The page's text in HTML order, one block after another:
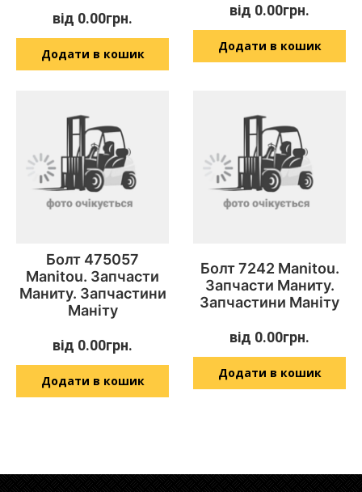
від 0.00грн.
Додати в кошик
від 0.00грн.
Додати в кошик
Болт 475057
Manitou. Запчасти
Маниту. Запчастини
Маніту
від 0.00грн.
Додати в кошик
Болт 7242 Manitou.
Запчасти Маниту.
Запчастини Маніту
від 0.00грн.
Додати в кошик